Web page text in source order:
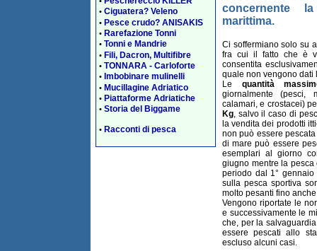
• Ciguatera? Veleno
• Pesce crudo? ANISAKIS
• Rarefazione Tonni
• Tonni e Mandrie
• Fili, Dacron, Multifibre
• TONNARA - Carloforte
• Imbobinare mulinelli
• Mucillagine Adriatico
• Piattaforme Adriatiche
• Storia del Biggame
• Racconti di pesca
concernente
marittima.
Ci soffermiano solo su
fra cui il fatto che è
consentita
quale non vengono dati
Le quantità
giornalmente (pesci,
calamari, e crostacei)
Kg , salvo il caso di
la vendita dei prodotti
non può essere
di mare può essere
esemplari al giorno
giugno mentre la
periodo dal 1°
sulla pesca sportiva
molto pesanti fino
Vengono riportate le
e successivamente le
che, per la
essere pescati allo
escluso alcuni casi.